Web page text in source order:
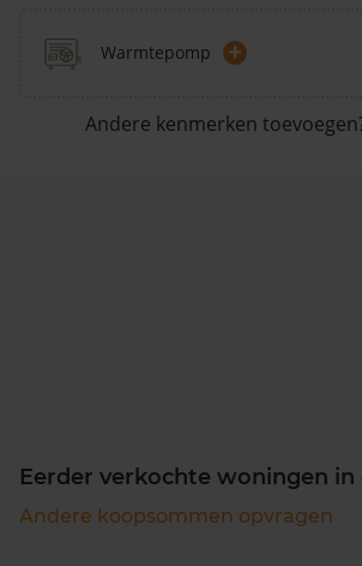
Warmtepomp +
Andere kenmerken
Eerder verkochte woningen
Andere koopsommen opvragen